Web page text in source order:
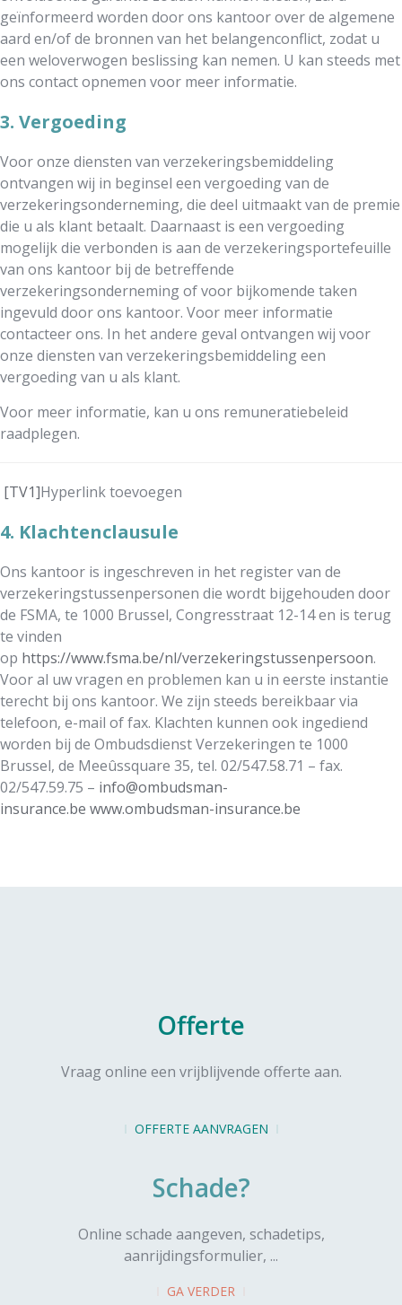
geïnformeerd worden door ons kantoor over de algemene
aard en/of de bronnen van het belangenconflict, zodat u
een weloverwogen beslissing kan nemen. U kan steeds met
ons contact opnemen voor meer informatie.
3. Vergoeding
Voor onze diensten van verzekeringsbemiddeling
ontvangen wij in beginsel een vergoeding van de
verzekeringsonderneming, die deel uitmaakt van de premie
die u als klant betaalt. Daarnaast is een vergoeding
mogelijk die verbonden is aan de verzekeringsportefeuille
van ons kantoor bij de betreffende
verzekeringsonderneming of voor bijkomende taken
ingevuld door ons kantoor. Voor meer informatie
contacteer ons. In het andere geval ontvangen wij voor
onze diensten van verzekeringsbemiddeling een
vergoeding van u als klant.
Voor meer informatie, kan u ons remuneratiebeleid
raadplegen.
[TV1]Hyperlink toevoegen
4. Klachtenclausule
Ons kantoor is ingeschreven in het register van de
verzekeringstussenpersonen die wordt bijgehouden door
de FSMA, te 1000 Brussel, Congresstraat 12-14 en is terug
te vinden
op https://www.fsma.be/nl/verzekeringstussenpersoon.
Voor al uw vragen en problemen kan u in eerste instantie
terecht bij ons kantoor. We zijn steeds bereikbaar via
telefoon, e-mail of fax. Klachten kunnen ook ingediend
worden bij de Ombudsdienst Verzekeringen te 1000
Brussel, de Meeûssquare 35, tel. 02/547.58.71 – fax.
02/547.59.75 – info@ombudsman-
insurance.be www.ombudsman-insurance.be
Offerte
Vraag online een vrijblijvende offerte aan.
OFFERTE AANVRAGEN
Schade?
Online schade aangeven, schadetips,
aanrijdingsformulier, ...
GA VERDER